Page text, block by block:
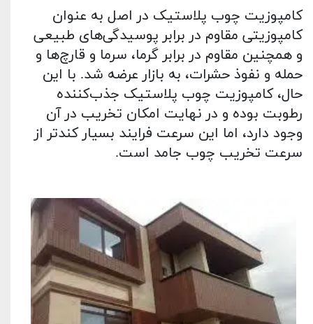
کامپوزیت چوب پلاستیک در اصل به‌ عنوان
کامپوزیتی مقاوم در برابر پوسیدگی‌های طبیعی
و همچنین مقاوم در برابر گرما، سرما و قارچ‌ها و
حمله و نفوذ حشرات، به بازار عرضه شد. با این
حال، کامپوزیت چوب پلاستیک جذب‌کننده
رطوبت بوده و در نهایت امکان تخریب در آن
وجود دارد، اما این سرعت فرایند بسیار کندتر از
سرعت تخریب چوب جامد است.